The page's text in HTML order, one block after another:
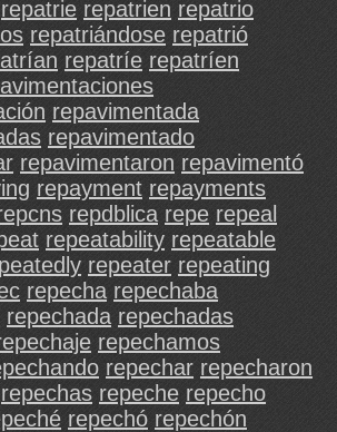
repatrie repatrien repatrio
repatriándose repatrió
repatríe repatríen
repavimentada
repavimentado
repavimentaron repavimentó
repayment repayments
repdblica repe repeal
repeatability repeatable
repeater repeating
repecha repechaba
repechada repechadas
repechamos
repechar repecharon
repechas repeche repecho
repechó repechón